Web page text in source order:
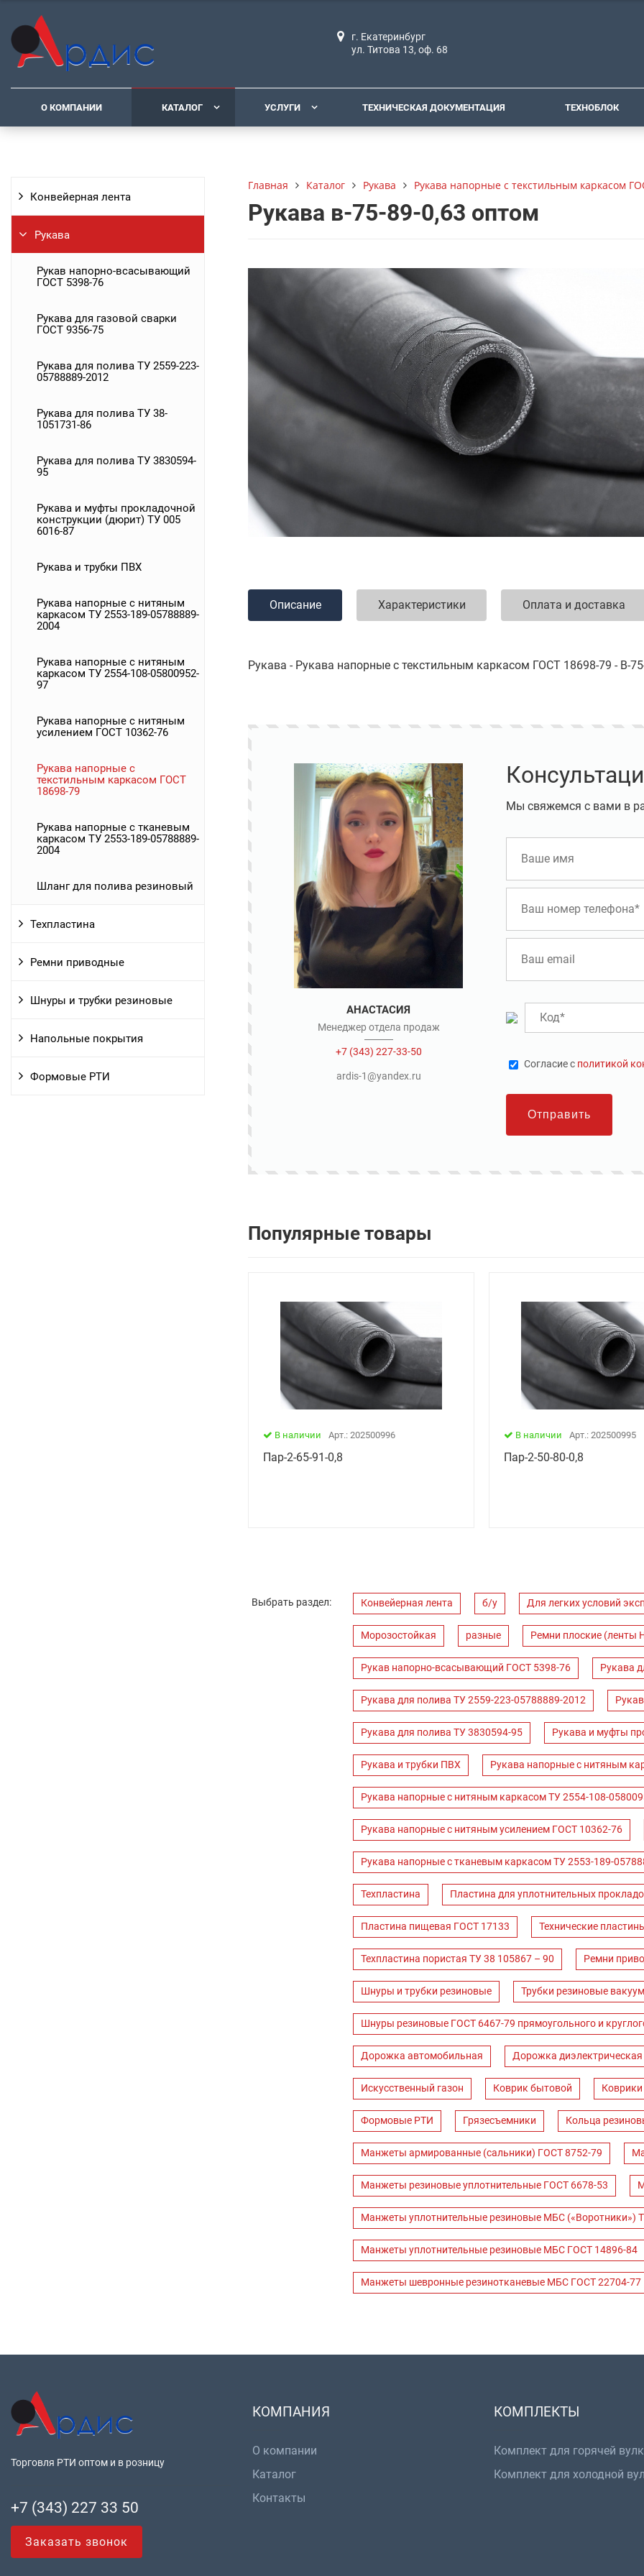
г. Екатеринбург
ул. Титова 13, оф. 68
О КОМПАНИИ КАТАЛОГ УСЛУГИ ТЕХНИЧЕСКАЯ ДОКУМЕНТАЦИЯ ТЕХНОБЛОК
Конвейерная лента
Рукава
Рукав напорно-всасывающий
ГОСТ 5398-76
Рукава для газовой сварки
ГОСТ 9356-75
Рукава для полива ТУ 2559-223-
05788889-2012
Рукава для полива ТУ 38-
1051731-86
Рукава для полива ТУ 3830594-
95
Рукава и муфты прокладочной
конструкции (дюрит) ТУ 005
6016-87
Рукава и трубки ПВХ
Рукава напорные с нитяным
каркасом ТУ 2553-189-05788889-
2004
Рукава напорные с нитяным
каркасом ТУ 2554-108-05800952-
97
Рукава напорные с нитяным
усилением ГОСТ 10362-76
Рукава напорные с
текстильным каркасом ГОСТ
18698-79
Рукава напорные с тканевым
каркасом ТУ 2553-189-05788889-
2004
Шланг для полива резиновый
Техпластина
Ремни приводные
Шнуры и трубки резиновые
Напольные покрытия
Формовые РТИ
Главная Каталог Рукава Рукава напорные с текстильным каркасом
Рукава в-75-89-0,63 оптом
Описание Характеристики Оплата и доставка
Рукава - Рукава напорные с текстильным каркасом ГОСТ 18698-79 - В-
АНАСТАСИЯ
Менеджер отдела продаж
+7 (343) 227-33-50
ardis-1@yandex.ru
Мы свяжемся с вами в
Cогласие с политикой
Отправить
Популярные товары
В наличии Арт.: 202500996
Пар-2-65-91-0,8
В наличии Арт.: 202500995
Пар-2-50-80-0,8
Выбрать раздел: Конвейерная лента б/у Для легких условий
Морозостойкая разные Ремни плоские (ленты
Рукав напорно-всасывающий ГОСТ 5398-76 Рукава
Рукава для полива ТУ 2559-223-05788889-2012
Рукава для полива ТУ 3830594-95 Рукава и муфты
Рукава и трубки ПВХ Рукава напорные с нитяным
Рукава напорные с нитяным каркасом ТУ 2554-108-
Рукава напорные с нитяным усилением ГОСТ 10362-76
Рукава напорные с тканевым каркасом ТУ 2553-189-
Техпластина Пластина для уплотнительных
Пластина пищевая ГОСТ 17133 Технические
Техпластина пористая ТУ 38 105867 – 90 Ремни
Шнуры и трубки резиновые Трубки резиновые
Шнуры резиновые ГОСТ 6467-79 прямоугольного и
Дорожка автомобильная Дорожка диэлектрическая
Искусственный газон Коврик бытовой Коврики
Формовые РТИ Грязесъемники Кольца
Манжеты армированные (сальники) ГОСТ 8752-79
Манжеты резиновые уплотнительные ГОСТ 6678-53
Манжеты уплотнительные резиновые МБС («Воротники»)
Манжеты уплотнительные резиновые МБС ГОСТ 14896-84
Манжеты шевронные резинотканевые МБС ГОСТ 22704-77
Торговля РТИ оптом и в розницу
+7 (343) 227 33 50
Заказать звонок
КОМПАНИЯ
О компании
Каталог
Контакты
КОМПЛЕКТЫ
Комплект для горячей
Комплект для холодной